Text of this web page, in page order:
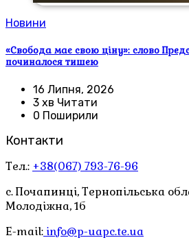
Новини
«Свобода має свою ціну»: слово
починалося тишею
16 Липня, 2026
3 хв Читати
0 Поширили
Контакти
Тел.: +38(067) 793-76-96
с. Почапинці, Тернопільська
Молодіжна, 1б
E-mail: info@p-uapc.te.ua